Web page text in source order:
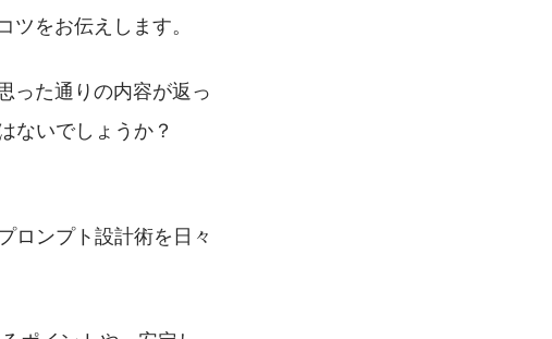
をお伝えします。
った通りの内容が返っ
ないでしょうか？
ロンプト設計術を日々